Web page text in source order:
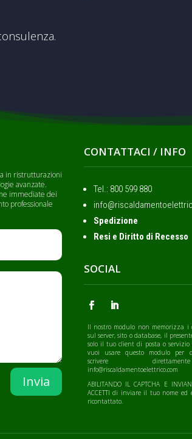
in ristrutturazioni
avanzate.
immediate dei
professionale
Invia
CONTATTACI / INFO
Tel.: ‭800 599 880
Spedizione
Resi e Diritto di Recesso
SOCIAL
Il nostro modulo non memorizza i
sul server, sito o database, il
solo il tuo client di posta o servizio
vuoi usare questo modulo per
scrivere
info@riscaldamentoelettrico.com
ABILITANDO IL CAPTCHA E
ACCETTI di inviare il tuo nome ed
ricontattato.